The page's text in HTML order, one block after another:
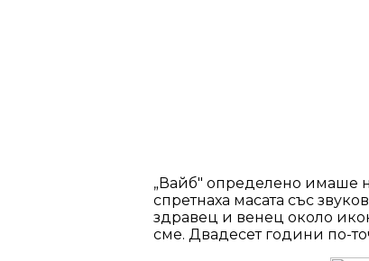
„Вайб" определено имаше
спретнаха масата със
здравец и венец около
сме. Двадесет години по-